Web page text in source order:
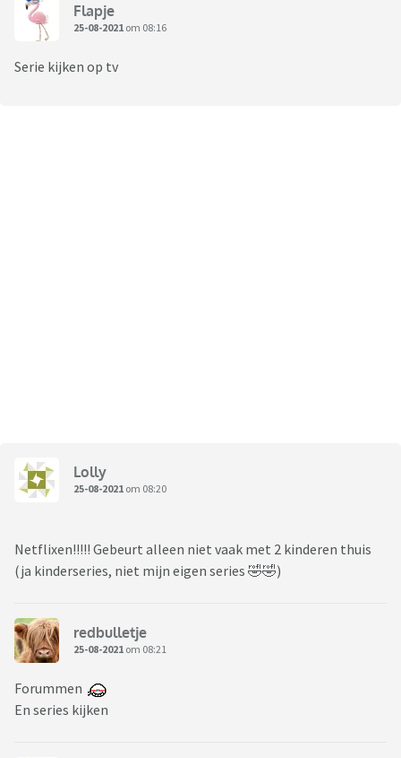
Flapje
25-08-2021 om 08:16
Serie kijken op tv
Lolly
25-08-2021 om 08:20
Netflixen!!!!! Gebeurt alleen niet vaak met 2 kinderen thuis
(ja kinderseries, niet mijn eigen series 🤣🤣)
redbulletje
25-08-2021 om 08:21
Forummen
En series kijken